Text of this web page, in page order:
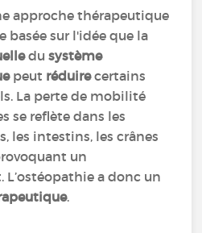
approche thérapeutique
sur l'idée que la
dusystème
peut réduirecertains
La perte de mobilité
se reflète dans les
les intestins, les crânes
un
a donc un
.